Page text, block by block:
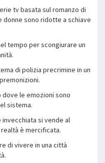
tv basata sul romanzo di
donne sono ridotte a schiave
tempo per scongiurare un
di polizia precrimine in un
dove le emozioni sono
sistema.
invecchiata si vende al
è mercificata.
di vivere in una città